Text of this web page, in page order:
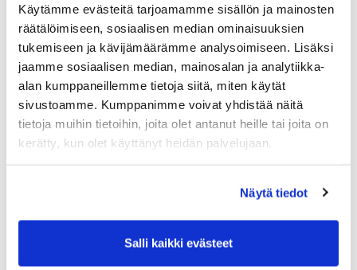
Käytämme evästeitä tarjoamamme sisällön ja mainosten
räätälöimiseen, sosiaalisen median ominaisuuksien
tukemiseen ja kävijämäärämme analysoimiseen. Lisäksi
jaamme sosiaalisen median, mainosalan ja analytiikka-
alan kumppaneillemme tietoja siitä, miten käytät
sivustoamme. Kumppanimme voivat yhdistää näitä
tietoja muihin tietoihin, joita olet antanut heille tai joita on
kerätty, kun olet käyttänyt heidän palvelujaan.
Näytä tiedot
Salli kaikki evästeet
saavutettavuutta ja lisäävät investointeja
Suomeen.
”Näillä tekijöillä on myös merkittävä vaikutus
kuljetusten toiminta- ja huoltovarmuuteen ja
viime kädessä siihen, mikä on Suomen logistinen
sijainti ja sen strategien tulevaisuus idän ja
lännen solmukohdassa. Suomessa on pidettävä
huolta siitä, että suhteellinen logistinen
eivät karkaa yhä kauemmas maailman
rapautuvien yhteyksien myötä”, toteaa Wood.